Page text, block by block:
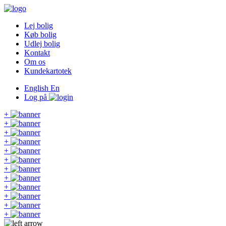
Lej bolig
Køb bolig
Udlej bolig
Kontakt
Om os
Kundekartotek
English En
Log på
+
+
+
+
+
+
+
+
+
+
+
+